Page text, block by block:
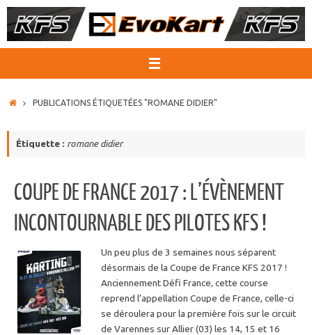
Passer
au
ACCUEIL
PUBLICATIONS ÉTIQUETÉES "ROMANE DIDIER"
Étiquette : romane didier
COUPE DE FRANCE 2017 : L’ÉVÈNEMENT
INCONTOURNABLE DES PILOTES KFS !
Un peu plus de 3 semaines nous séparent
désormais de la Coupe de France KFS 2017 !
Anciennement Défi France, cette course
reprend l’appellation Coupe de France, celle-ci
se déroulera pour la première fois sur le circuit
de Varennes sur Allier (03) les 14, 15 et 16